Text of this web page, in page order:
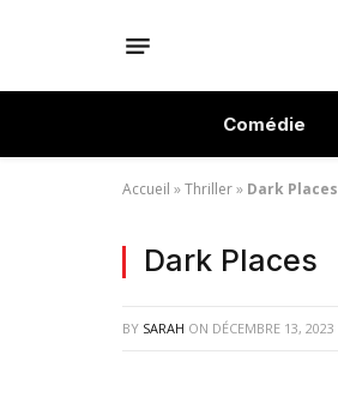
Comédie
Accueil »Thriller» Dark Places
Dark Places
BY SARAH ON DÉCEMBRE 13, 2023